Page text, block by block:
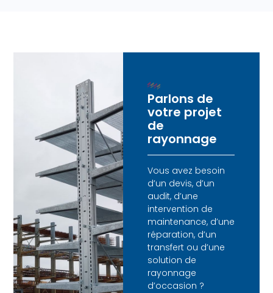
Parlons de
votre projet
de
rayonnage
Vous avez besoin
d’un devis, d’un
audit, d’une
intervention de
maintenance, d’une
réparation, d’un
transfert ou d’une
solution de
rayonnage
d’occasion ?